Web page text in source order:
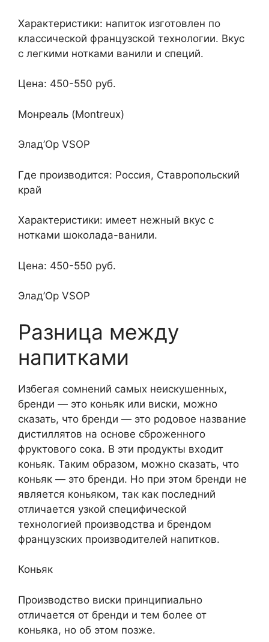
Характеристики: напиток изготовлен по
классической французской технологии. Вкус
с легкими нотками ванили и специй.
Цена: 450-550 руб.
Монреаль (Montreux)
Элад’Ор VSOP
Где производится: Россия, Ставропольский
край
Характеристики: имеет нежный вкус с
нотками шоколада-ванили.
Цена: 450-550 руб.
Элад’Ор VSOP
Разница между
напитками
Избегая сомнений самых неискушенных,
бренди — это коньяк или виски, можно
сказать, что бренди — это родовое название
дистиллятов на основе сброженного
фруктового сока. В эти продукты входит
коньяк. Таким образом, можно сказать, что
коньяк — это бренди. Но при этом бренди не
является коньяком, так как последний
отличается узкой специфической
технологией производства и брендом
французских производителей напитков.
Коньяк
Производство виски принципиально
отличается от бренди и тем более от
коньяка, но об этом позже.